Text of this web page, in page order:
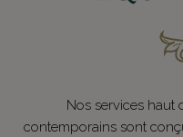
Nos services haut
contemporains sont